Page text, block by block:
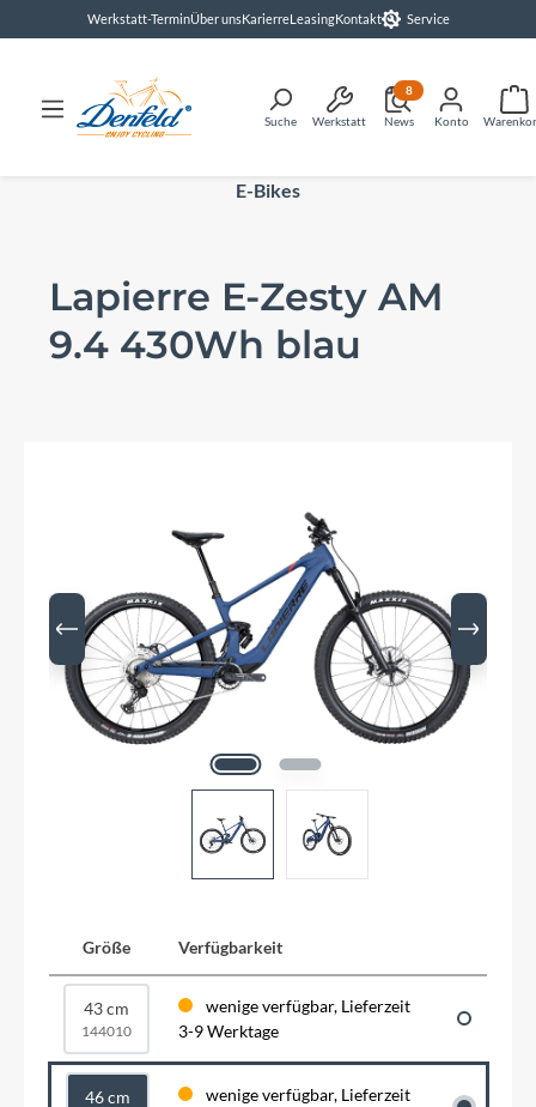
springenWerkstatt-TerminÜber unsKarierreLeasingKontakt Service
Suche Werkstatt News
8
Konto
E-Bikes
Lapierre E-Zesty AM
9.4 430Wh blau
Größe Verfügbarkeit
43 cm
144010
wenige verfügbar, Lieferzeit
3-9 Werktage
46 cm
wenige verfügbar, Lieferzeit